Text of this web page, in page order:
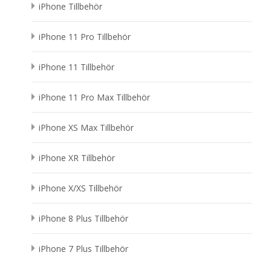
iPhone Tillbehör
iPhone 11 Pro Tillbehör
iPhone 11 Tillbehör
iPhone 11 Pro Max Tillbehör
iPhone XS Max Tillbehör
iPhone XR Tillbehör
iPhone X/XS Tillbehör
iPhone 8 Plus Tillbehör
iPhone 7 Plus Tillbehör